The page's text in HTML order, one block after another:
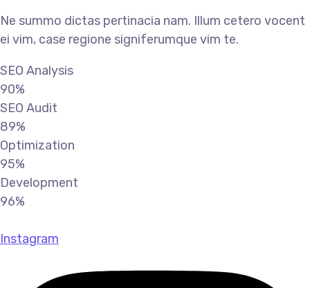
Ne summo dictas pertinacia nam. Illum cetero vocent
ei vim, case regione signiferumque vim te.
SEO Analysis
90%
SEO Audit
89%
Optimization
95%
Development
96%
Instagram